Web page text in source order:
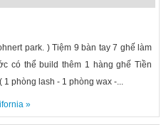
park. ) Tiệm 9 bàn tay 7 ghế làm
có thể build thêm 1 hàng ghế Tiền
phòng lash - 1 phòng wax -...
»